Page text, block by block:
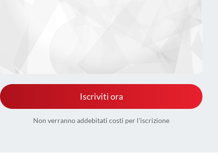
Iscriviti ora
Non verranno addebitati costi per l'iscrizione